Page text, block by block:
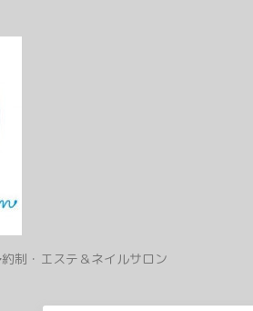
制・エステ＆ネイルサロン